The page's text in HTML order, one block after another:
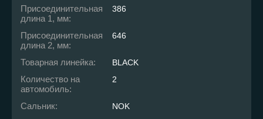
Присоединительная
длина 1, мм:
386
Присоединительная
длина 2, мм:
646
Товарная линейка: BLACK
Количество на
автомобиль:
2
Сальник: NOK